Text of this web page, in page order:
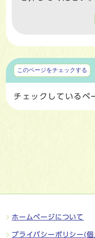
マイページ
このページをチェックする
チェックしているペ
ホームページについて
プライバシーポリシー(